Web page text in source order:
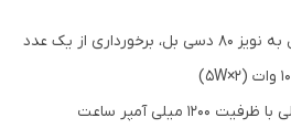
دارای میزان حساسیت سیگنال به نویز 80 دسی بل، برخورداری از یک عدد
میلی آمپر ساعت